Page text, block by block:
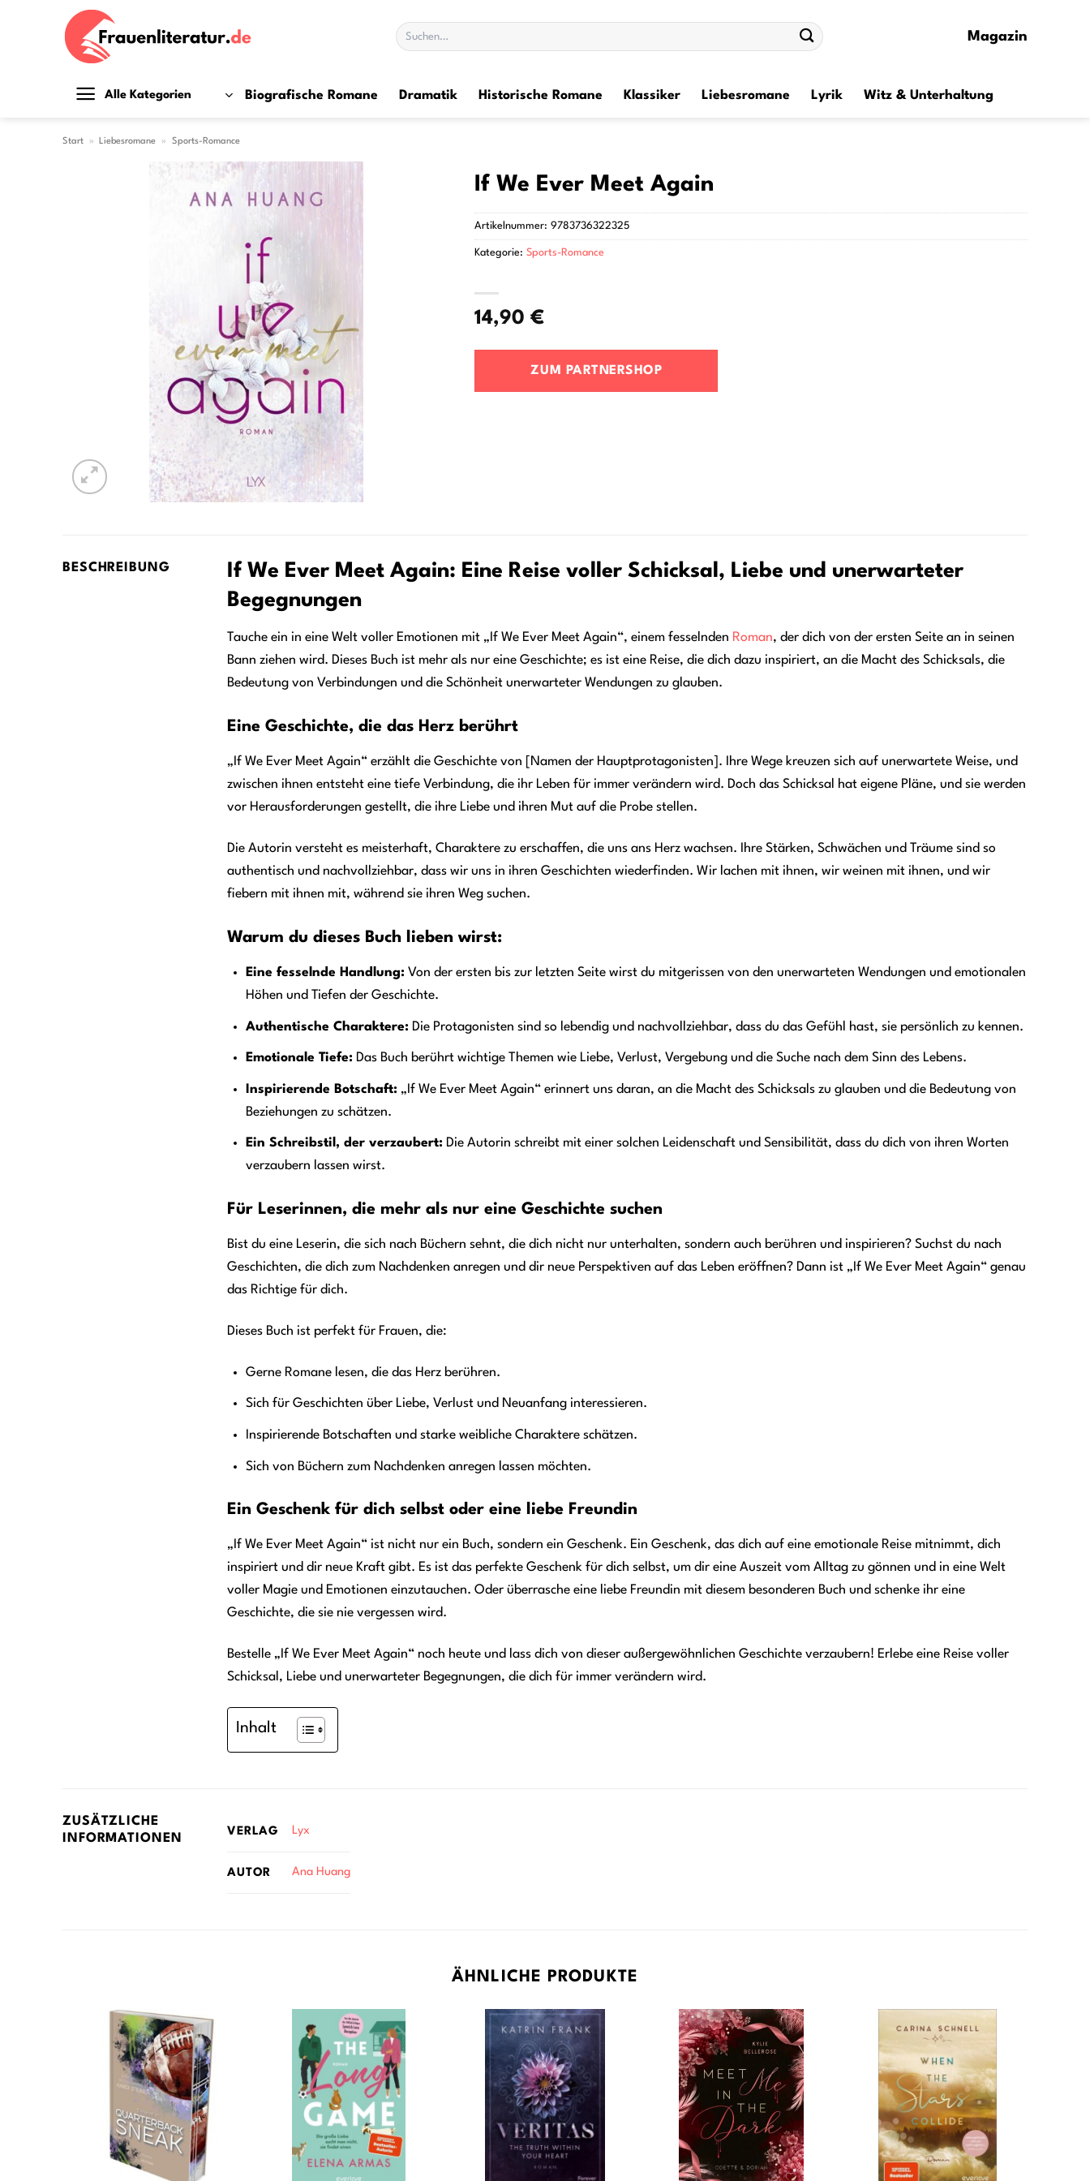
Suchen
nach:
Magazin
Alle Kategorien Biografische Romane Dramatik Historische Romane Klassiker Liebesromane Lyrik Witz & Unterhaltung
Start » Liebesromane » Sports-Romance
If We Ever Meet Again
14,90€
ZUM PARTNERSHOP
Artikelnummer:9783736322325
Kategorie:Sports-Romance
BESCHREIBUNG
If We Ever Meet Again: Eine Reise voller Schicksal, Liebe und unerwarteter
Begegnungen
Tauche ein in eine Welt voller Emotionen mit „If We Ever Meet Again“, einem fesselnden Roman, der dich von der ersten Seite an in seinen
Bann ziehen wird. Dieses Buch ist mehr als nur eine Geschichte; es ist eine Reise, die dich dazu inspiriert, an die Macht des Schicksals, die
Bedeutung von Verbindungen und die Schönheit unerwarteter Wendungen zu glauben.
Eine Geschichte, die das Herz berührt
„If We Ever Meet Again“ erzählt die Geschichte von [Namen der Hauptprotagonisten]. Ihre Wege kreuzen sich auf unerwartete Weise, und
zwischen ihnen entsteht eine tiefe Verbindung, die ihr Leben für immer verändern wird. Doch das Schicksal hat eigene Pläne, und sie werden
vor Herausforderungen gestellt, die ihre Liebe und ihren Mut auf die Probe stellen.
Die Autorin versteht es meisterhaft, Charaktere zu erschaffen, die uns ans Herz wachsen. Ihre Stärken, Schwächen und Träume sind so
authentisch und nachvollziehbar, dass wir uns in ihren Geschichten wiederfinden. Wir lachen mit ihnen, wir weinen mit ihnen, und wir
fiebern mit ihnen mit, während sie ihren Weg suchen.
Warum du dieses Buch lieben wirst:
Eine fesselnde Handlung: Von der ersten bis zur letzten Seite wirst du mitgerissen von den unerwarteten Wendungen und emotionalen
Höhen und Tiefen der Geschichte.
Authentische Charaktere: Die Protagonisten sind so lebendig und nachvollziehbar, dass du das Gefühl hast, sie persönlich zu kennen.
Emotionale Tiefe: Das Buch berührt wichtige Themen wie Liebe, Verlust, Vergebung und die Suche nach dem Sinn des Lebens.
Inspirierende Botschaft: „If We Ever Meet Again“ erinnert uns daran, an die Macht des Schicksals zu glauben und die Bedeutung von
Beziehungen zu schätzen.
Ein Schreibstil, der verzaubert: Die Autorin schreibt mit einer solchen Leidenschaft und Sensibilität, dass du dich von ihren Worten
verzaubern lassen wirst.
Für Leserinnen, die mehr als nur eine Geschichte suchen
Bist du eine Leserin, die sich nach Büchern sehnt, die dich nicht nur unterhalten, sondern auch berühren und inspirieren? Suchst du nach
Geschichten, die dich zum Nachdenken anregen und dir neue Perspektiven auf das Leben eröffnen? Dann ist „If We Ever Meet Again“ genau
das Richtige für dich.
Dieses Buch ist perfekt für Frauen, die:
Gerne Romane lesen, die das Herz berühren.
Sich für Geschichten über Liebe, Verlust und Neuanfang interessieren.
Inspirierende Botschaften und starke weibliche Charaktere schätzen.
Sich von Büchern zum Nachdenken anregen lassen möchten.
Ein Geschenk für dich selbst oder eine liebe Freundin
„If We Ever Meet Again“ ist nicht nur ein Buch, sondern ein Geschenk. Ein Geschenk, das dich auf eine emotionale Reise mitnimmt, dich
inspiriert und dir neue Kraft gibt. Es ist das perfekte Geschenk für dich selbst, um dir eine Auszeit vom Alltag zu gönnen und in eine Welt
voller Magie und Emotionen einzutauchen. Oder überrasche eine liebe Freundin mit diesem besonderen Buch und schenke ihr eine
Geschichte, die sie nie vergessen wird.
Bestelle „If We Ever Meet Again“ noch heute und lass dich von dieser außergewöhnlichen Geschichte verzaubern! Erlebe eine Reise voller
Schicksal, Liebe und unerwarteter Begegnungen, die dich für immer verändern wird.
Inhalt
ZUSÄTZLICHE
INFORMATIONEN
VERLAG Lyx
AUTOR Ana Huang
ÄHNLICHE PRODUKTE